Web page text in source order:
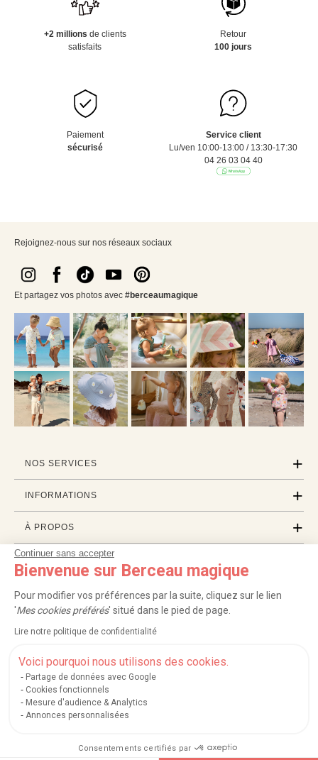
Continuer sans accepter
Bienvenue sur Berceau magique
Pour modifier vos préférences par la suite, cliquez sur le lien
'Mes cookies préférés' situé dans le pied de page.
Lire notre politique de confidentialité
Voici pourquoi nous utilisons des cookies.
Partage de données avec Google
Cookies fonctionnels
Mesure d'audience & Analytics
Annonces personnalisées
Consentements certifiés par
+2 millions de clients
satisfaits
Retour
100 jours
Paiement
sécurisé
Service client
Lu/ven 10:00-13:00 / 13:30-17:30
04 26 03 04 40
Rejoignez-nous sur nos réseaux sociaux
Et partagez vos photos avec #berceaumagique
NOS SERVICES
INFORMATIONS
À PROPOS
PROFESSIONNELS
LISTES CADEAUX
Service après-vente| FAQ |Rappels de produits|Protection des données
Mentions légales et crédits Conditions générales de ventes
Nos moyens de paiement sécurisés